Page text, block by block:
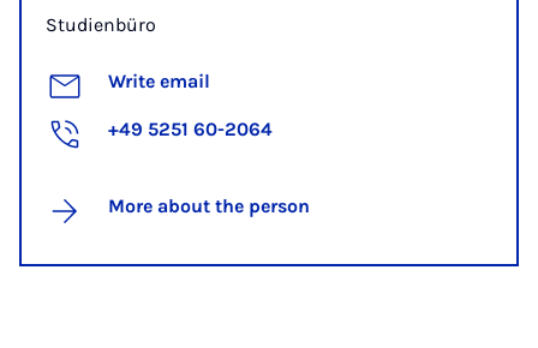
Studienbüro
Write email
+49 5251 60-2064
More about the person